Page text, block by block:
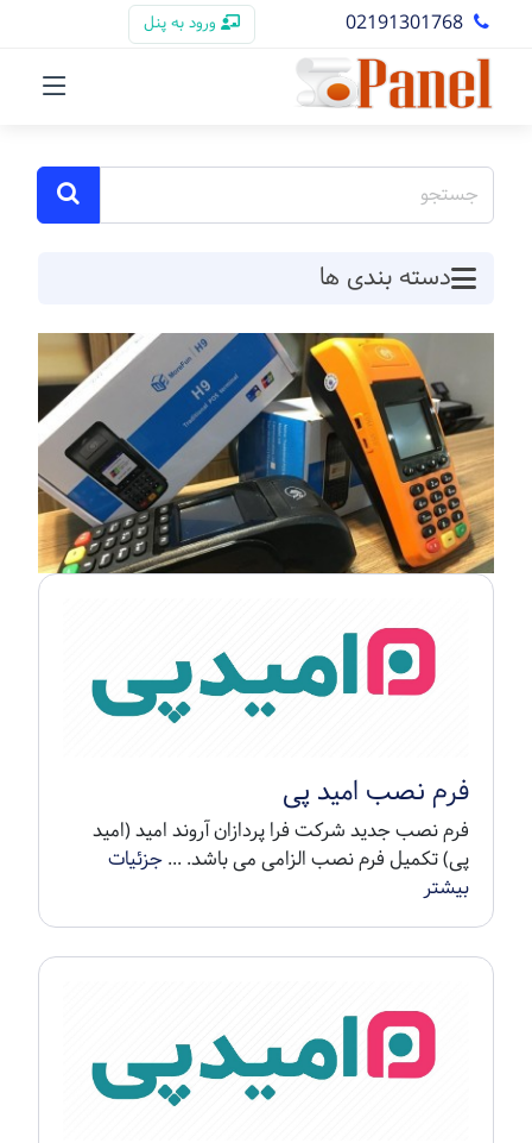
02191301768 ورود به پنل
دسته بندی ها
فرم نصب امید پی
فرم نصب جدید شرکت فرا پردازان آروند امید (امید
پی) تکمیل فرم نصب الزامی می باشد. ...جزئیات
بیشتر